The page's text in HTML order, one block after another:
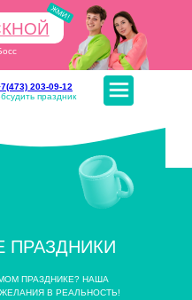
ЖМИ!
+7(473) 203-09-12
203-09-12
праздник
ПРАЗДНИКИ
ПРАЗДНИКЕ? НАША
В РЕАЛЬНОСТЬ!